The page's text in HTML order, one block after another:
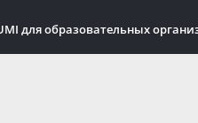
для образовательных